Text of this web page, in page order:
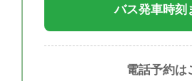
バス発車時刻
電話予約は